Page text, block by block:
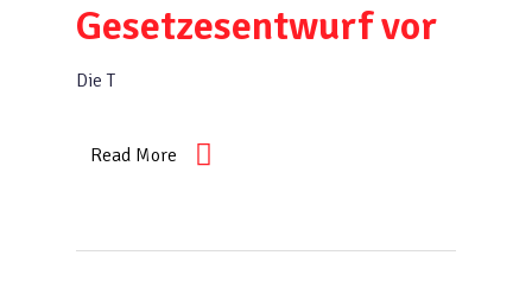
Gesetzesentwurf vor
Die T
Read More